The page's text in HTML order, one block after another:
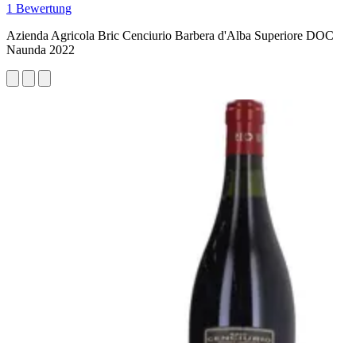
1 Bewertung
Azienda Agricola Bric Cenciurio Barbera d'Alba Superiore DOC
Naunda 2022